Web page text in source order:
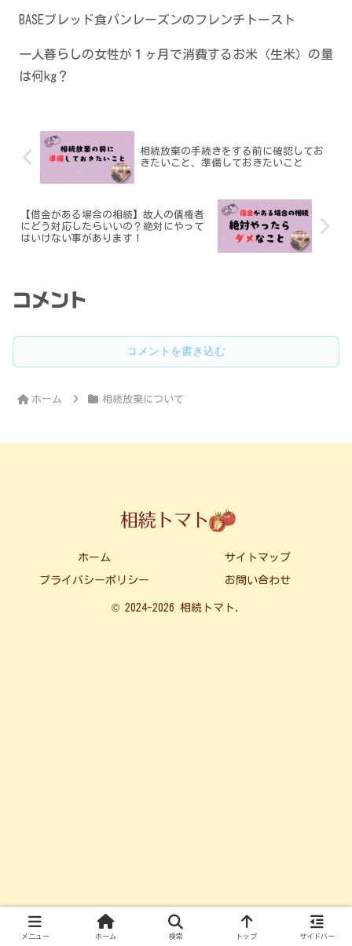
BASEブレッド食パンレーズンのフレンチトースト
一人暮らしの女性が１ヶ月で消費するお米（生米）の量
は何kg？
相続放棄の手続きをする前に確認してお
きたいこと、準備しておきたいこと
【借金がある場合の相続】故人の債権者
にどう対応したらいいの？絶対にやって
はいけない事があります！
コメント
コメントを書き込む
ホーム 相続放棄について
ホーム サイトマップ
プライバシーポリシー お問い合わせ
© 2024-2026 相続トマト.
メニュー ホーム 検索 トップ サイドバー